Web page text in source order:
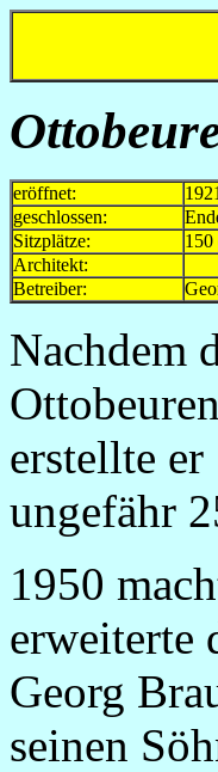
eröffnet:
1921
geschlossen:
Sitzplätze:
Architekt:
Betreiber:
Nachdem
erstellte
ungefähr
1950
erweiterte
Georg
seinen